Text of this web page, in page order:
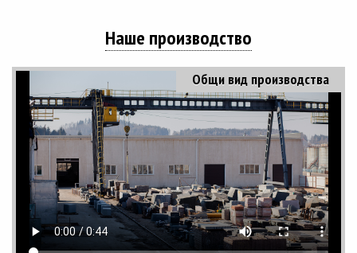
Наше производство
Общи вид производства